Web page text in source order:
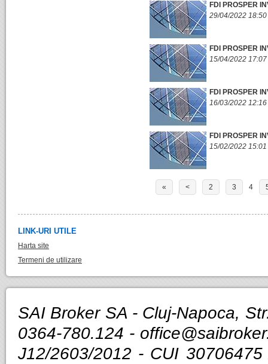
FDI PROSPER
29/04/2022 18:50
FDI PROSPER
15/04/2022 17:07
FDI PROSPER
16/03/2022 12:16
FDI PROSPER
15/02/2022 15:01
« < 2 3 4
LINK-URI UTILE
Harta site
Termeni de utilizare
SAI Broker SA - Cluj-Napoca,
0364-780.124 -
J12/2603/2012 - CUI